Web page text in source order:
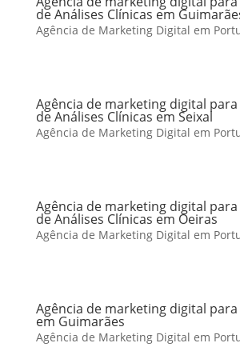
de Análises Clínicas em
Agência de Marketing Digital em
Agência de marketing digital
de Análises Clínicas em Seixal
Agência de Marketing Digital em
Agência de marketing digital
de Análises Clínicas em Oeiras
Agência de Marketing Digital em
Agência de marketing digital
em Guimarães
Agência de Marketing Digital em